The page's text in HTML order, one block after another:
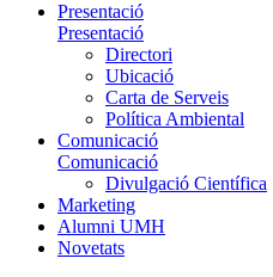
Presentació
Presentació
Directori
Ubicació
Carta de Serveis
Política Ambiental
Comunicació
Comunicació
Divulgació Científica
Marketing
Alumni UMH
Novetats